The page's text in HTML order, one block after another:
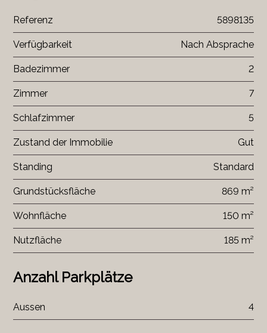
Referenz 5898135
Verfügbarkeit Nach Absprache
Badezimmer 2
Zimmer 7
Schlafzimmer 5
Zustand der Immobilie Gut
Standing Standard
Grundstücksfläche 869 m²
Wohnfläche 150 m²
Nutzfläche 185 m²
Anzahl Parkplätze
Aussen 4